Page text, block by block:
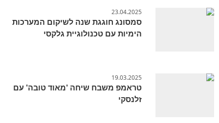
23.04.2025
סמסונג חוגגת שנה לשיקום המערכות
הימיות עם טכנולוגיית גלקסי
19.03.2025
טראמפ משבח שיחה 'מאוד טובה' עם
זלנסקי